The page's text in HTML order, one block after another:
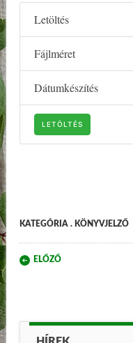
Letöltés
Fájlméret
Dátumkészítés
LETÖLTÉS
KATEGÓRIA . KÖNYVJELZŐ
Post
ELŐZŐ